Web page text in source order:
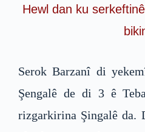
Hewl dan ku
Serok Barzanî di
Şengalê de di 3 ê
rizgarkirina Şingalê da.